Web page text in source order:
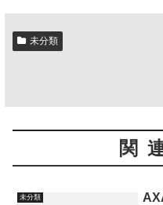
未分類
関
未分類